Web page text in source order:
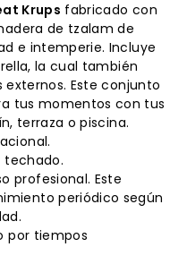
Krups fabricado con
de tzalam de
e intemperie. Incluye
la cual también
Este conjunto
tus momentos con tus
terraza o piscina.
techado.
profesional. Este
periódico según
por tiempos